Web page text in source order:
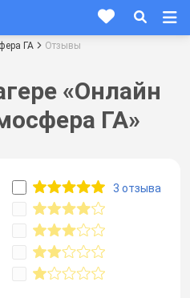
ГА Отзывы
«Онлайн
ГА»
3 отзыва